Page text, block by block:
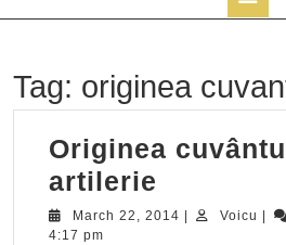
Tag: originea
Originea
artilerie
March 22, 2014 MarchVoicu
4:17 pm